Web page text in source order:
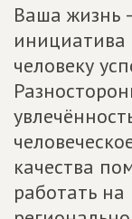
Ваша жизнь
инициатива
человеку
качества
работать